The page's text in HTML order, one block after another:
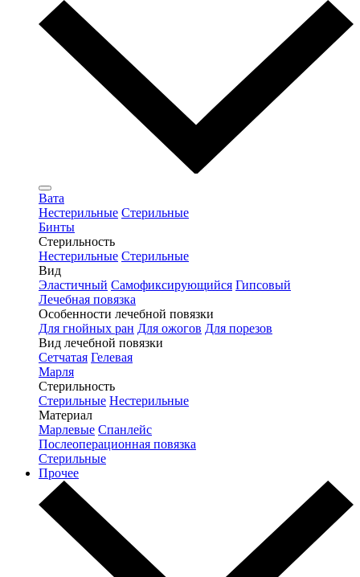
Вата
Нестерильные Стерильные
Бинты
Стерильность
Нестерильные Стерильные
Вид
Эластичный Самофиксирующийся Гипсовый
Лечебная повязка
Особенности лечебной повязки
Для гнойных ран Для ожогов Для порезов
Вид лечебной повязки
Сетчатая Гелевая
Марля
Стерильность
Стерильные Нестерильные
Материал
Марлевые Спанлейс
Послеоперационная повязка
Стерильные
Прочее